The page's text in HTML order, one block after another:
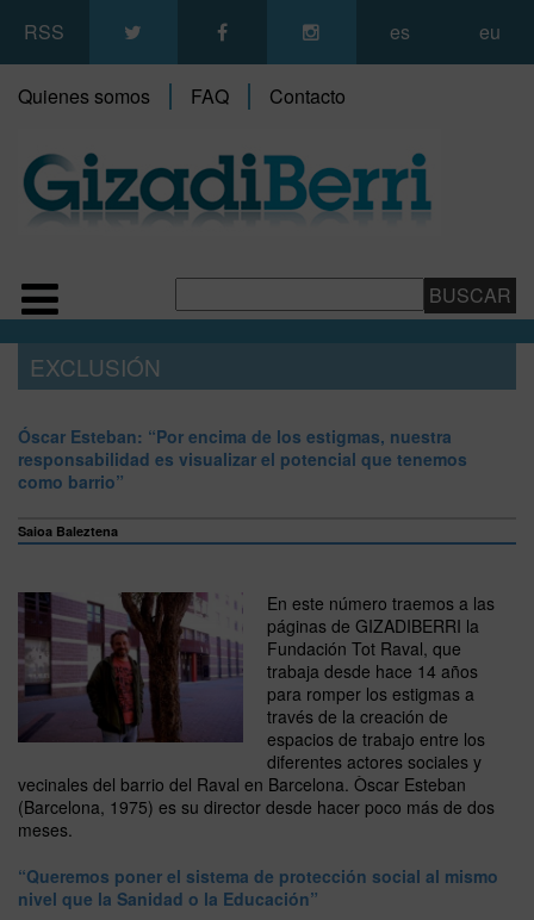
RSS es eu
Quienes somos FAQ Contacto
EXCLUSIÓN
Óscar Esteban: “Por encima de los estigmas, nuestra
responsabilidad es visualizar el potencial que tenemos
como barrio”
Saioa Baleztena
En este número traemos a las
páginas de GIZADIBERRI la
Fundación Tot Raval, que
trabaja desde hace 14 años
para romper los estigmas a
través de la creación de
espacios de trabajo entre los
diferentes actores sociales y
vecinales del barrio del Raval en Barcelona. Òscar Esteban
(Barcelona, 1975) es su director desde hacer poco más de dos
meses.
“Queremos poner el sistema de protección social al mismo
nivel que la Sanidad o la Educación”